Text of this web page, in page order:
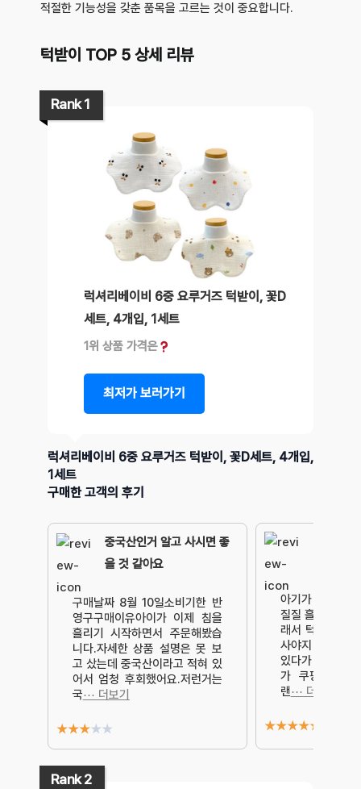
적절한 기능성을 갖춘 품목을 고르는 것이 중요합니다.
턱받이 TOP 5 상세 리뷰
Rank 1
럭셔리베이비 6중 요루거즈 턱받이, 꽃D
세트, 4개입, 1세트
1위 상품 가격은
최저가 보러가기
럭셔리베이비 6중 요루거즈 턱받이, 꽃D세트, 4개입,
1세트
구매한 고객의 후기
중국산인거 알고 사시면 좋
을 것 같아요
구매날짜 8월 10일소비기한 반
영구구매이유아이가 이제 침을
흘리기 시작하면서 주문해봤습
니다.자세한 상품 설명은 못 보
고 샀는데 중국산이라고 적혀 있
어서 엄청 후회했어요.저런거는
국⋯ 더보기
★★★★★
아기가 3개월
질질 흘리기 시
래서 턱받이의
사야지 사야지
있다가 뒤늦게
가 쿠팡에서 럭
랜⋯ 더보기
★★★★★
Rank 2